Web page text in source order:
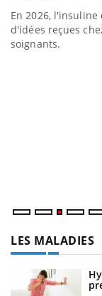
En 2026,
d'idées reçues
soignants.
LES MALADIES